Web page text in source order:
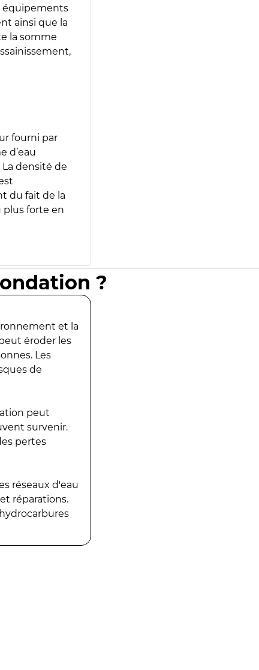
équipements
ainsi que la
la somme
fourni par
d’eau
densité de
du fait de la
plus forte en
?
et la
éroder les
Les
de
peut
survenir.
pertes
réseaux d'eau
réparations.